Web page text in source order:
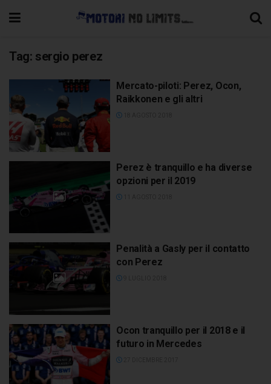
Tag: sergio perez
Mercato-piloti: Perez, Ocon,
Raikkonen e gli altri
Perez è tranquillo e ha diverse
opzioni per il 2019
Penalità a Gasly per il contatto
con Perez
Ocon tranquillo per il 2018 e il
futuro in Mercedes